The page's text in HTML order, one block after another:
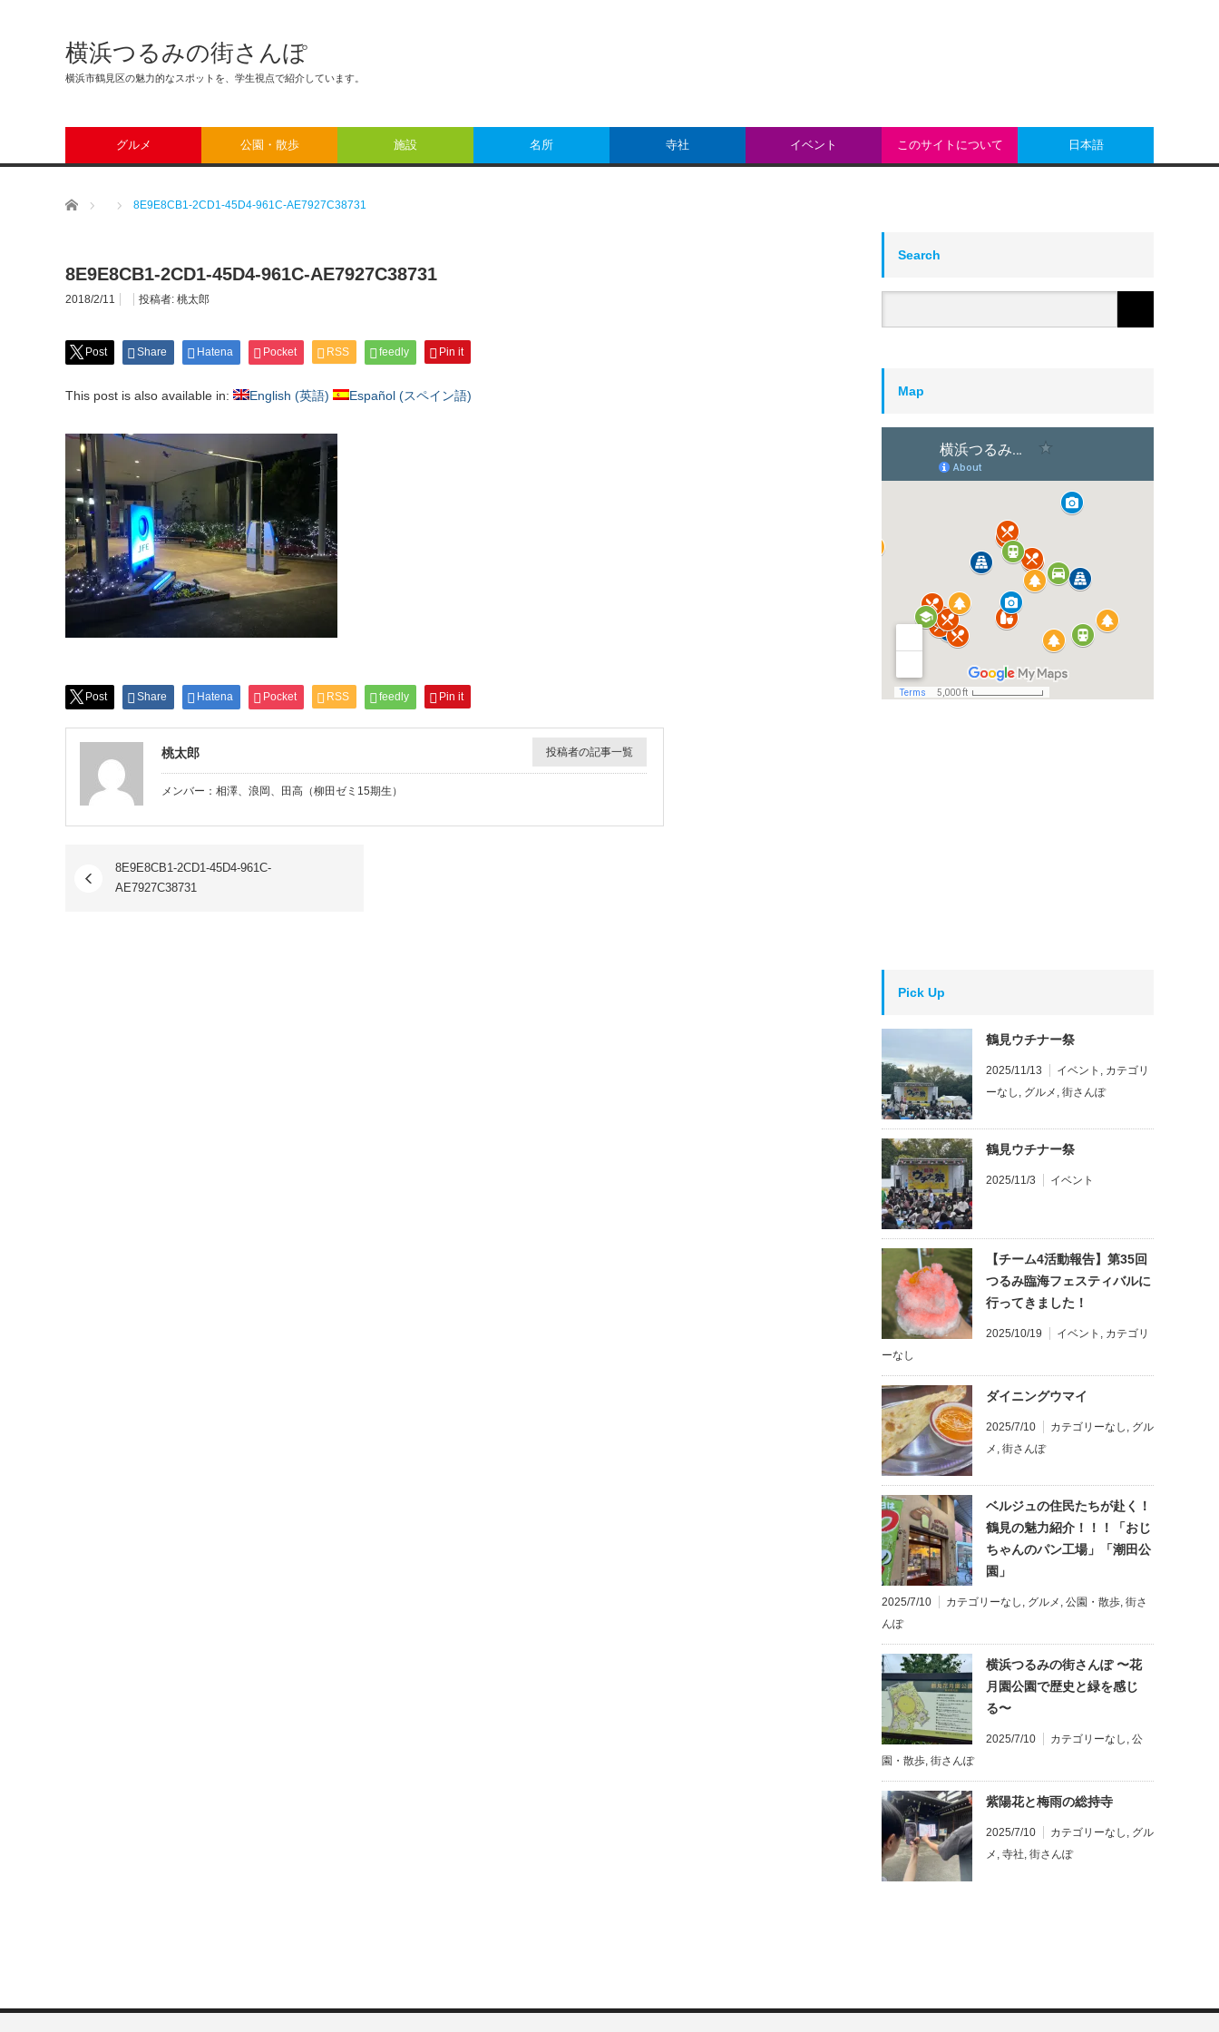
横浜つるみの街さんぽ
横浜市鶴見区の魅力的なスポットを、学生視点で紹介しています。
グルメ 公園・散歩 施設 名所 寺社 イベント このサイトについて 日本語
ホーム 8E9E8CB1-2CD1-45D4-961C-AE7927C38731
8E9E8CB1-2CD1-45D4-961C-AE7927C38731
2018/2/11 投稿者: 桃太郎
Post Share Hatena Pocket RSS feedly Pin it
This post is also available in: English (英語) Español (スペイン語)
Post Share Hatena Pocket RSS feedly Pin it
桃太郎 投稿者の記事一覧
メンバー：相澤、浪岡、田高（柳田ゼミ15期生）
8E9E8CB1-2CD1-45D4-961C-
AE7927C38731
Search
Map
Pick Up
鶴見ウチナー祭
2025/11/13 イベント , カテゴリ
ーなし , グルメ , 街さんぽ
鶴見ウチナー祭
2025/11/3 イベント
【チーム4活動報告】第35回
つるみ臨海フェスティバルに
行ってきました！
2025/10/19 イベント , カテゴリ
ーなし
ダイニングウマイ
2025/7/10 カテゴリーなし , グル
メ , 街さんぽ
ベルジュの住民たちが赴く！
鶴見の魅力紹介！！！「おじ
ちゃんのパン工場」「潮田公
園」
2025/7/10 カテゴリーなし , グルメ , 公園・散歩, 街さ
んぽ
横浜つるみの街さんぽ 〜花
月園公園で歴史と緑を感じ
る〜
2025/7/10 カテゴリーなし , 公
園・散歩, 街さんぽ
紫陽花と梅雨の総持寺
2025/7/10 カテゴリーなし , グル
メ , 寺社, 街さんぽ